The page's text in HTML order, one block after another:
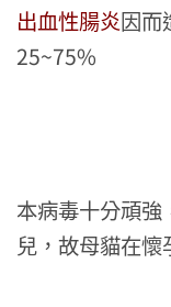
出血性腸炎 因而
25~75%
本病毒十分頑強
兒，故母貓在